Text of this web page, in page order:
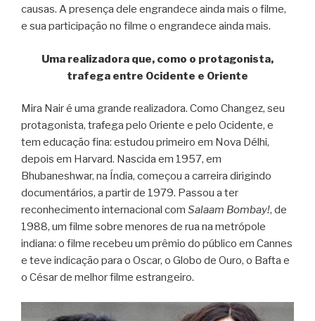
causas. A presença dele engrandece ainda mais o filme,
e sua participação no filme o engrandece ainda mais.
Uma realizadora que, como o protagonista,
trafega entre Ocidente e Oriente
Mira Nair é uma grande realizadora. Como Changez, seu
protagonista, trafega pelo Oriente e pelo Ocidente, e
tem educação fina: estudou primeiro em Nova Délhi,
depois em Harvard. Nascida em 1957, em
Bhubaneshwar, na Índia, começou a carreira dirigindo
documentários, a partir de 1979. Passou a ter
reconhecimento internacional com Salaam Bombay!, de
1988, um filme sobre menores de rua na metrópole
indiana: o filme recebeu um prêmio do público em Cannes
e teve indicação para o Oscar, o Globo de Ouro, o Bafta e
o César de melhor filme estrangeiro.